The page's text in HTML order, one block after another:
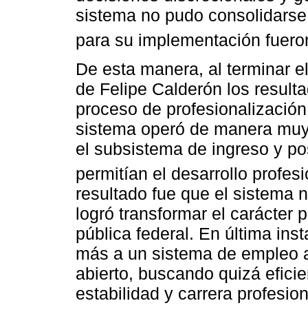
sistema no pudo
para su implementación
De esta manera, al terminar
de Felipe Calderón los
proceso de
sistema operó de manera
el subsistema de ingreso y
permitían el desarrollo
resultado fue que el sistema
logró transformar el carácter
pública federal. En última
más a un sistema de empleo
abierto, buscando quizá
estabilidad y carrera